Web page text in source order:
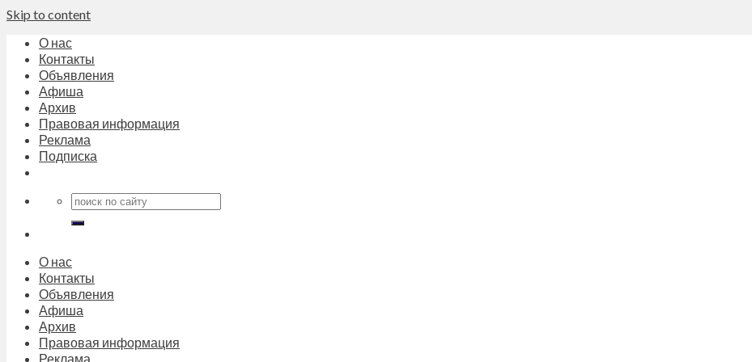
Skip to content
О нас
Контакты
Объявления
Афиша
Архив
Правовая информация
Реклама
Подписка
О нас
Контакты
Объявления
Афиша
Архив
Правовая информация
Реклама